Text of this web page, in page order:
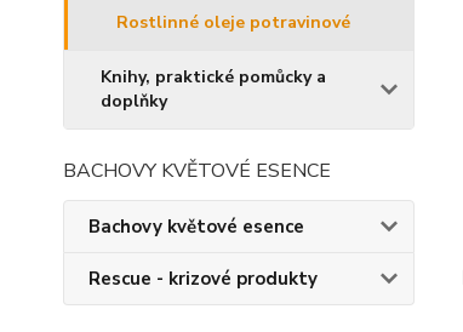
Rostlinné oleje potravinové
Knihy, praktické pomůcky a
doplňky
BACHOVY KVĚTOVÉ ESENCE
Bachovy květové esence
Rescue - krizové produkty